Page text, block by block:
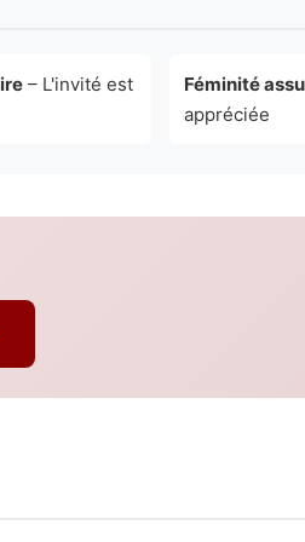
– L'invité est
Féminité
appréciée